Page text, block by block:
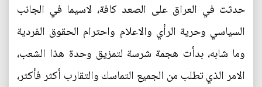
حدثت في العراق على الصعد كافة، لاسيما في الجانب
السياسي وحرية الرأي والاعلام واحترام الحقوق الفردية
وما شابه، بدأت هجمة شرسة لتمزيق وحدة هذا الشعب،
الامر الذي تطلب من الجميع التماسك والتقارب أكثر فأكثر،